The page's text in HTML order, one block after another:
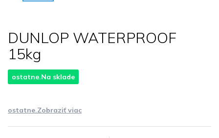
DUNLOP WATERPROOF
15kg
ostatne.Na sklade
ostatne.Zobraziť viac